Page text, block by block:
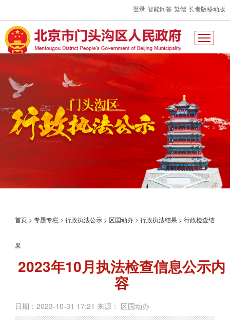
登录 智能问答 繁體 长者版移动版
首页 >专题专栏 >行政执法公示 >区国动办 >行政执法结果 >行政检查结
果
2023年10月执法检查信息公示内
容
日期：2023-10-31 17:21 来源： 区国动办